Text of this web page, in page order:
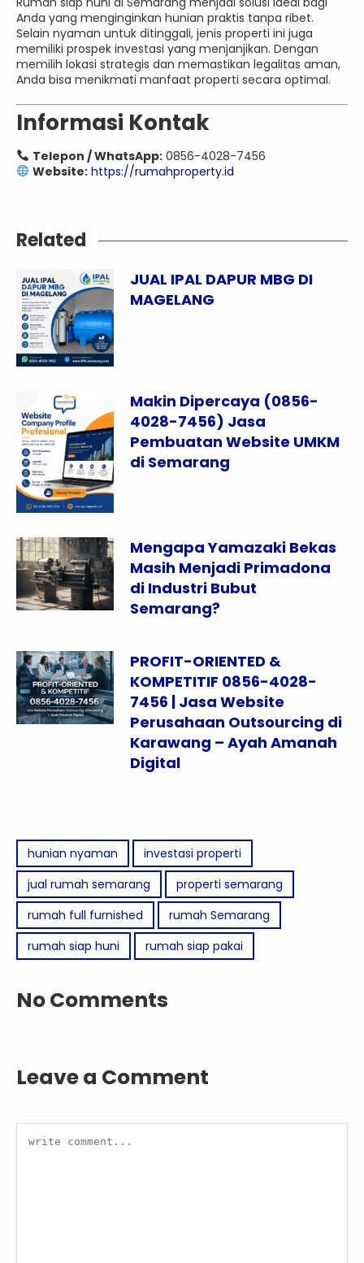
Anda yang menginginkan hunian praktis tanpa ribet.
Selain nyaman untuk ditinggali, jenis properti ini juga
memiliki prospek investasi yang menjanjikan. Dengan
memilih lokasi strategis dan memastikan legalitas aman,
Anda bisa menikmati manfaat properti secara optimal.
Informasi Kontak
Telepon / WhatsApp:0856-4028-7456
Website: https://rumahproperty.id
Related
JUAL IPAL DAPUR MBG DI
MAGELANG
Makin Dipercaya (0856-
4028-7456) Jasa
Pembuatan Website UMKM
di Semarang
Mengapa Yamazaki Bekas
Masih Menjadi Primadona
di Industri Bubut
Semarang?
PROFIT-ORIENTED &
KOMPETITIF 0856-4028-
7456 | Jasa Website
Perusahaan Outsourcing di
Karawang – Ayah Amanah
Digital
hunian nyaman
investasi properti
jual rumah semarang
properti semarang
rumah full furnished
rumah Semarang
rumah siap huni
rumah siap pakai
No Comments
Leave a Comment